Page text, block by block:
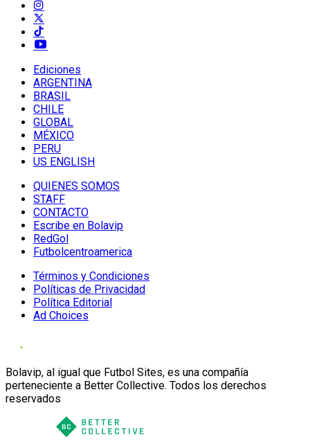
Ediciones
ARGENTINA
BRASIL
CHILE
GLOBAL
MÉXICO
PERU
US ENGLISH
QUIENES SOMOS
STAFF
CONTACTO
Escribe en Bolavip
RedGol
Futbolcentroamerica
Términos y Condiciones
Políticas de Privacidad
Política Editorial
Ad Choices
Bolavip, al igual que Futbol Sites, es una compañía
perteneciente a Better Collective. Todos los derechos
reservados